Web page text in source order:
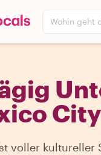
Wohin geht
City
voller kultureller